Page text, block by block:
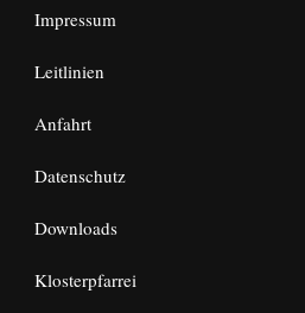
Impressum
Leitlinien
Anfahrt
Datenschutz
Downloads
Klosterpfarrei